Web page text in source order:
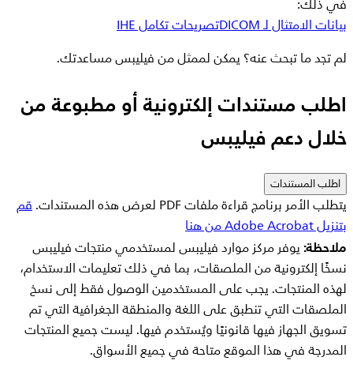
في ذلك:
بيانات الامتثال لـ DICOM
تصريحات تكامل IHE
لم تجد ما تبحث عنه؟ يمكن لممثل من فيليبس مساعدتك.
اطلب مستندات إلكترونية أو مطبوعة من
خلال دعم فيليبس
اطلب المستندات
يتطلب الأمر برنامج قراءة ملفات PDF لعرض هذه المستندات.
قم
بتنزيل Adobe Acrobat من هنا
ملاحظة: يوفر مركز موارد فيليبس لمستخدمي منتجات فيليبس
نسخًا إلكترونية من الملصقات، بما في ذلك تعليمات الاستخدام،
لهذه المنتجات. يجب على المستخدمين الوصول فقط إلى نسخ
الملصقات التي تنطبق على اللغة والمنطقة الجغرافية التي تم
تسويق الجهاز فيها قانونيًا ويُستخدم فيها. ليست جميع المنتجات
المدرجة في هذا الموقع متاحة في جميع الأسواق.